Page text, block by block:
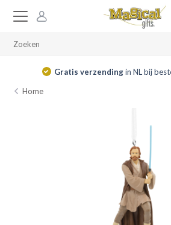
14 dagen
Home